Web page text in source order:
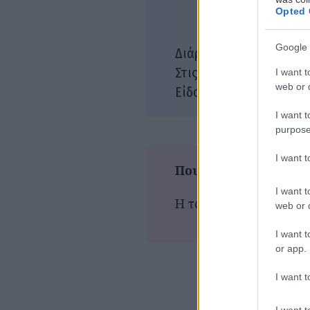
Opted
Google
I want
web or
I want
I want
I want
web or
I want
or app.
I want
Διάρκεια: 100
Στις αίθουσες: 21/
Είδος:
Που παίζεται τώρα
Η ταινία δεν